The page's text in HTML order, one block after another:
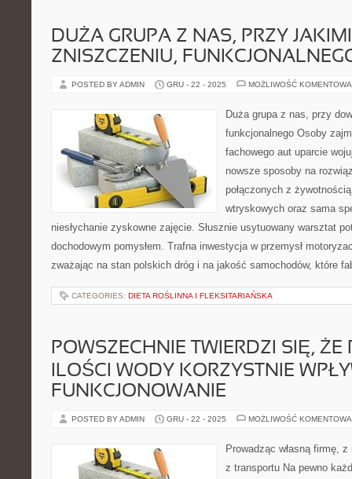
DUŻA GRUPA Z NAS, PRZY
ZNISZCZENIU,
POSTED BY ADMIN GRU - 22 - 2025 MOŻLIWOŚĆ
Duża grupa z nas, przy
funkcjonalnego Osoby
fachowego aut uparcie
nowsze sposoby na
połączonych z
wtryskowych oraz sama
niesłychanie zyskowne zajęcie. Słusznie usytuowany warsztat
dochodowym pomysłem. Trafna inwestycja w przemysł
zważając na stan polskich dróg i na jakość samochodów, które
CATEGORIES: DIETA ROŚLINNA I FLEKSITARIAŃSKA
POWSZECHNIE TWIERDZI SIĘ, ŻE
ILOŚCI WODY KORZYSTNIE
FUNKCJONOWANIE
POSTED BY ADMIN GRU - 22 - 2025 MOŻLIWOŚĆ
Prowadząc własną firmę,
z transportu Na pewno